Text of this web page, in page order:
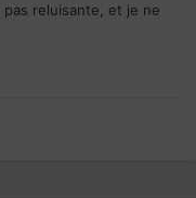
reluisante, et je ne